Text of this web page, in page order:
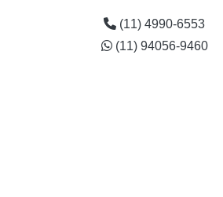
Dentária Canina
Limpeza Tártaro
(11) 4990-6553
(11) 94056-9460